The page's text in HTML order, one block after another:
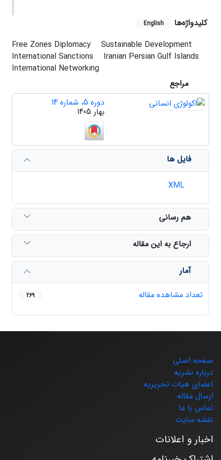
کلیدواژه‌ها English
Free Zones Diplomacy
Sustainable Development
International Sanctions
Iranian Persian Gulf Islands
International Networking
مراجع
دوره 5، شماره 14
بهار 1405
فایل ها
هم رسانی
ارجاع به این مقاله
آمار
تعداد مشاهده مقاله
269
صفحه اصلی
درباره نشریه
اعضای هیات تحریریه
ارسال مقاله
تماس با ما
نقشه سایت
اخبار و اعلانات